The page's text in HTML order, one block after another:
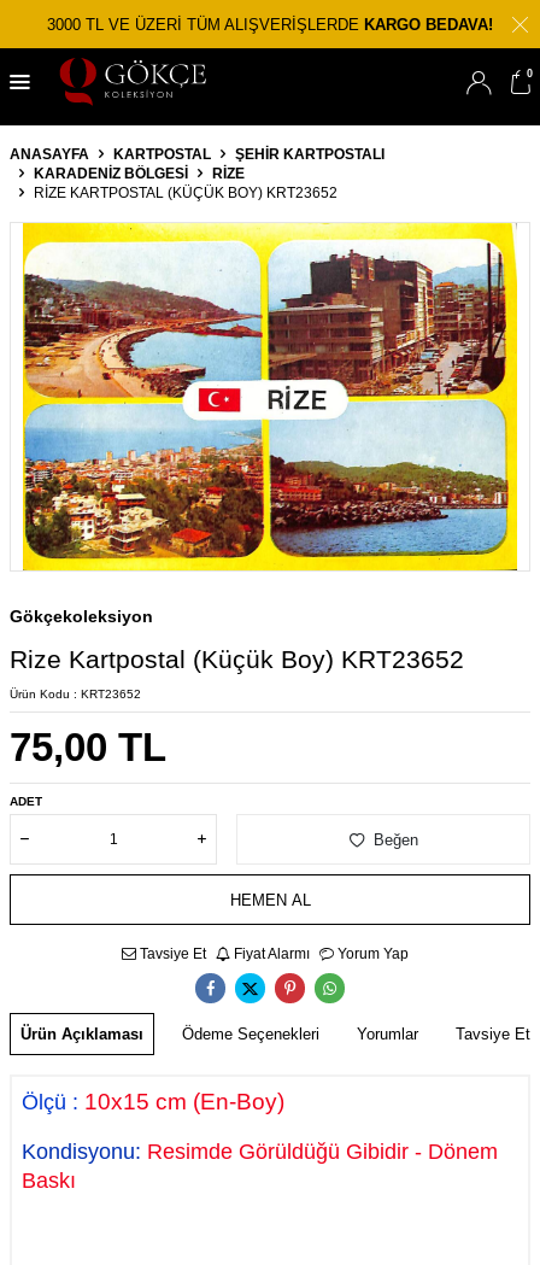
3000 TL VE ÜZERİ TÜM ALIŞVERİŞLERDE KARGO BEDAVA!
0
ANASAYFA KARTPOSTAL
ŞEHIR KARTPOSTALI
KARADENIZ BÖLGESI
RIZE
RIZE KARTPOSTAL (KÜÇÜK BOY) KRT23652
Gökçekoleksiyon
Rize Kartpostal (Küçük Boy) KRT23652
Ürün Kodu : KRT23652
75,00 TL
ADET
Beğen
HEMEN AL
Tavsiye Et Fiyat Alarmı Yorum Yap
Ürün Açıklaması Ödeme Seçenekleri Yorumlar Tavsiye Et
Ölçü : 10x15 cm (En-Boy)
Kondisyonu: Resimde Görüldüğü Gibidir - Dönem
Baskı